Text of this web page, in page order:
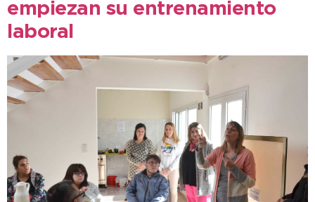
empiezan su entrenamiento
laboral